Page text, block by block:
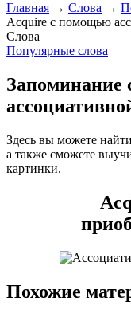
Главная → Слова →
Acquire с помощью
Слова
Популярные слова
Запоминание
Здесь вы можете
а также сможете
картинки.
Похожие